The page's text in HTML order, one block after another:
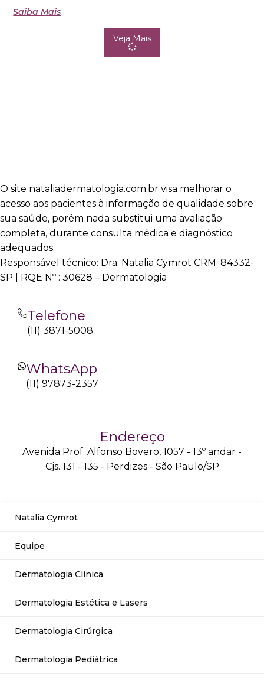
Saiba Mais
Veja Mais
O site nataliadermatologia.com.br visa melhorar o
acesso aos pacientes à informação de qualidade sobre
sua saúde, porém nada substitui uma avaliação
completa, durante consulta médica e diagnóstico
adequados.
Responsável técnico: Dra. Natalia Cymrot CRM: 84332-
SP | RQE Nº : 30628 – Dermatologia
Telefone
(11) 3871-5008
WhatsApp
(11) 97873-2357
Endereço
Avenida Prof. Alfonso Bovero, 1057 - 13º andar -
Cjs. 131 - 135 - Perdizes - São Paulo/SP
Natalia Cymrot
Equipe
Dermatologia Clínica
Dermatologia Estética e Lasers
Dermatologia Cirúrgica
Dermatologia Pediátrica